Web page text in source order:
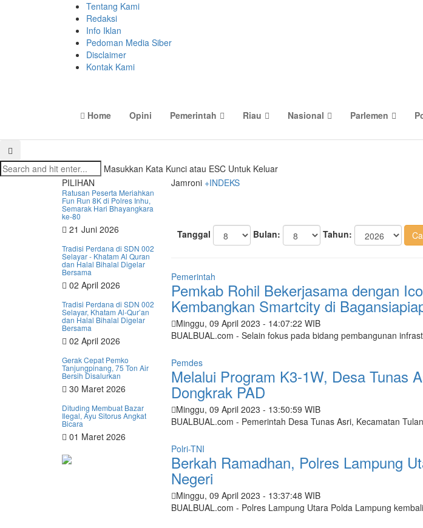
Tentang Kami
Redaksi
Info Iklan
Pedoman Media Siber
Disclaimer
Kontak Kami
Home Opini Pemerintah Riau Nasional Parlemen
Masukkan Kata Kunci atau ESC Untuk Keluar
PILIHAN
Ratusan Peserta Meriahkan
Fun Run 8K di Polres Inhu,
Semarak Hari Bhayangkara
ke-80
21 Juni 2026
Tradisi Perdana di SDN 002
Selayar - Khatam Al Quran
dan Halal Bihalal Digelar
Bersama
02 April 2026
Tradisi Perdana di SDN 002
Selayar, Khatam Al-Qur’an
dan Halal Bihalal Digelar
Bersama
02 April 2026
Gerak Cepat Pemko
Tanjungpinang, 75 Ton Air
Bersih Disalurkan
30 Maret 2026
Dituding Membuat Bazar
Ilegal, Ayu Sitorus Angkat
Bicara
01 Maret 2026
Jamroni +INDEKS
Tanggal Bulan: Tahun:
Pemerintah
Pemkab Rohil Bekerjasama dengan
Kembangkan Smartcity di
Minggu, 09 April 2023 - 14:07:22 WIB
BUALBUAL.com - Selain fokus pada bidang pembangunan
Pemdes
Melalui Program K3-1W, Desa Tunas
Dongkrak PAD
Minggu, 09 April 2023 - 13:50:59 WIB
BUALBUAL.com - Pemerintah Desa Tunas Asri, Kecamatan
Polri-TNI
Berkah Ramadhan, Polres Lampung
Negeri
Minggu, 09 April 2023 - 13:37:48 WIB
BUALBUAL.com - Polres Lampung Utara Polda Lampung